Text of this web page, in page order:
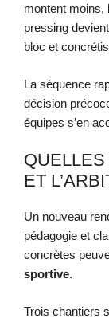
montent moins,
pressing
bloc et
La séquence
décision
équipes s’en
ET
Un nouveau
pédagogie et
concrètes
sportive.
Trois chantiers